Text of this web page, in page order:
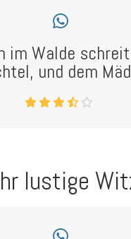
im Walde
und dem
lustige